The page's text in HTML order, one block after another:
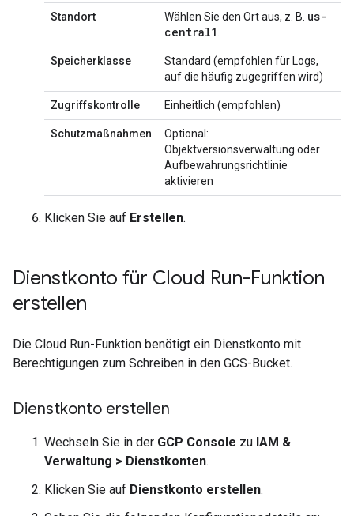
Standort Wählen Sie den Ort aus, z. B. us-
central1
Speicherklasse
Standard (empfohlen für Logs,
auf die häufig zugegriffen wird)
Zugriffskontrolle Einheitlich (empfohlen)
Schutzmaßnahmen
Optional:
Objektversionsverwaltung oder
Aufbewahrungsrichtlinie
aktivieren
Klicken Sie auf Erstellen.
Dienstkonto für Cloud Run-Funktion
erstellen
Die Cloud Run-Funktion benötigt ein Dienstkonto mit
Berechtigungen zum Schreiben in den GCS-Bucket.
Dienstkonto erstellen
Wechseln Sie in der GCP Console zu IAM &
Verwaltung > Dienstkonten.
Klicken Sie auf Dienstkonto erstellen.